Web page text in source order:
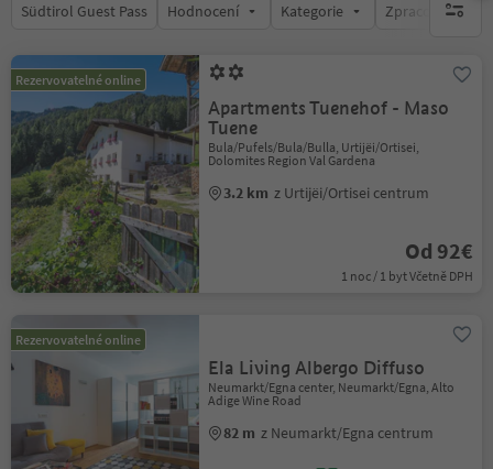
Südtirol Guest Pass Hodnocení Kategorie Zpracovává
1
Rezervovatelné online
Apartments Tuenehof - Maso
Tuene
Bula/Pufels/Bula/Bulla, Urtijëi/Ortisei,
Dolomites Region Val Gardena
3.2 km z Urtijëi/Ortisei centrum
Od 92€
1 noc / 1 byt Včetně DPH
Rezervovatelné online
Ela Living Albergo Diffuso
Neumarkt/Egna center, Neumarkt/Egna, Alto
Adige Wine Road
82 m z Neumarkt/Egna centrum